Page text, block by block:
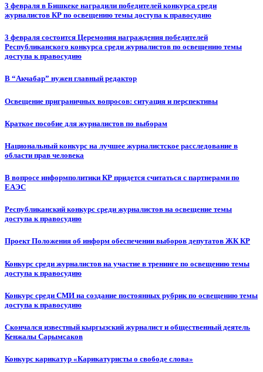
3 февраля в Бишкеке наградили победителей конкурса среди
журналистов КР по освещению темы доступа к правосудию
3 февраля состоится Церемония награждения победителей
Республиканского конкурса среди журналистов по освещению темы
доступа к правосудию
В “Акчабар” нужен главный редактор
Освещение приграничных вопросов: ситуация и перспективы
Краткое пособие для журналистов по выборам
Национальный конкурс на лучшее журналистское расследование в
области прав человека
В вопросе информполитики КР придется считаться с партнерами по
ЕАЭС
Республиканский конкурс среди журналистов на освещение темы
доступа к правосудию
Проект Положения об информ обеспечении выборов депутатов ЖК КР
Конкурс среди журналистов на участие в тренинге по освещению темы
доступа к правосудию
Конкурс среди СМИ на создание постоянных рубрик по освещению темы
доступа к правосудию
Скончался известный кыргызский журналист и общественный деятель
Кенжалы Сарымсаков
Конкурс карикатур «Карикатуристы о свободе слова»